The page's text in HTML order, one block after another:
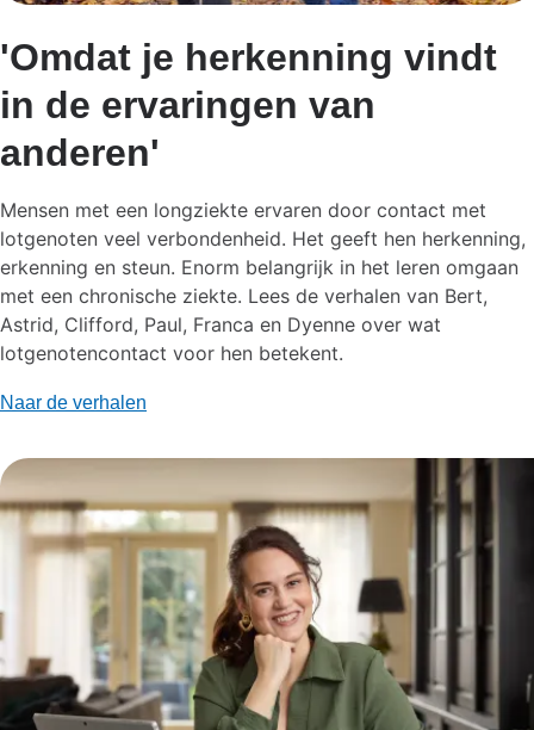
'Omdat je herkenning vindt
in de ervaringen van
anderen'
Mensen met een longziekte ervaren door contact met
lotgenoten veel verbondenheid. Het geeft hen herkenning,
erkenning en steun. Enorm belangrijk in het leren omgaan
met een chronische ziekte. Lees de verhalen van Bert,
Astrid, Clifford, Paul, Franca en Dyenne over wat
lotgenotencontact voor hen betekent.
Naar de verhalen